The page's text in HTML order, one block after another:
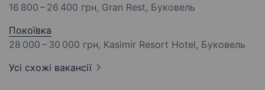
16 800 – 26 400 грн, Gran Rest, Буковель
Покоївка
28 000 – 30 000 грн, Kasimir Resort Hotel, Буковель
Усі схожі вакансії